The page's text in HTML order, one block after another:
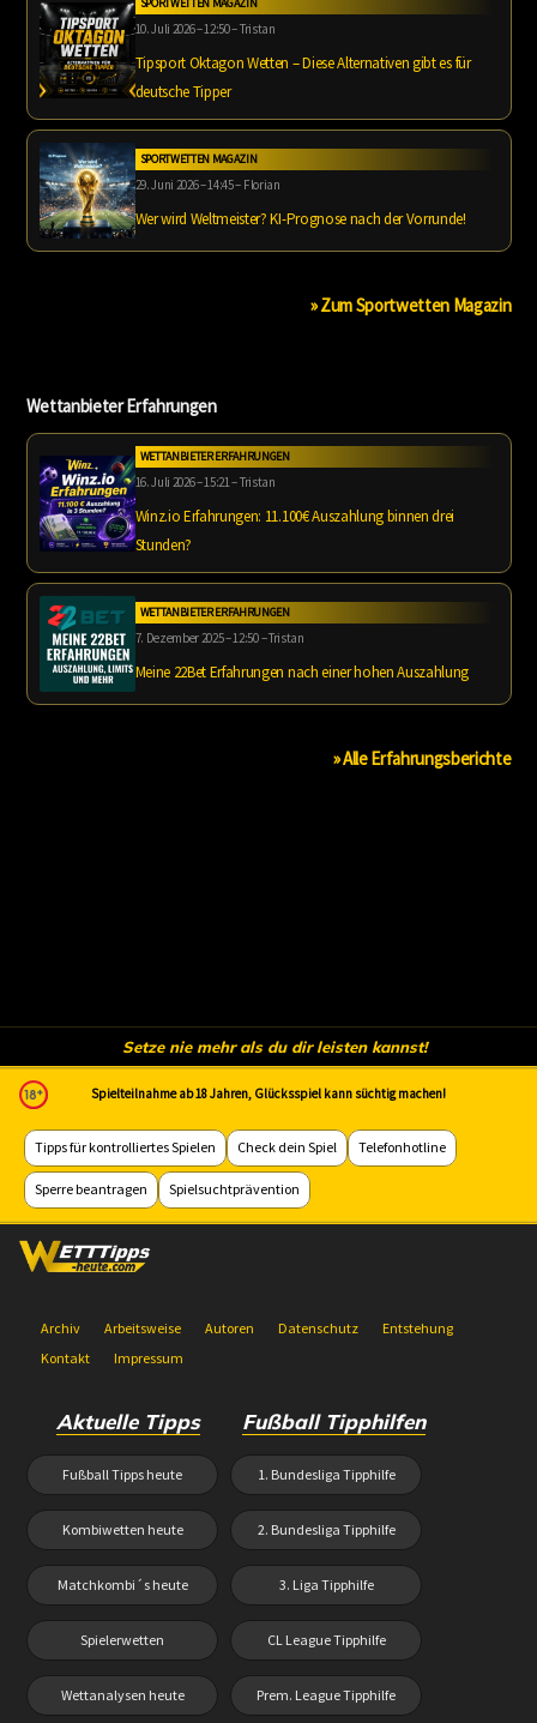
10. Juli 2026 – 12:50 – Tristan
Tipsport Oktagon Wetten – Diese Alternativen gibt es für
deutsche Tipper
SPORTWETTEN MAGAZIN
29. Juni 2026 – 14:45 – Florian
Wer wird Weltmeister? KI-Prognose nach der Vorrunde!
» Zum Sportwetten Magazin
Wettanbieter Erfahrungen
WETTANBIETER ERFAHRUNGEN
16. Juli 2026 – 15:21 – Tristan
Winz.io Erfahrungen: 11.100€ Auszahlung binnen drei
Stunden?
WETTANBIETER ERFAHRUNGEN
7. Dezember 2025 – 12:50 – Tristan
Meine 22Bet Erfahrungen nach einer hohen Auszahlung
» Alle Erfahrungsberichte
Setze nie mehr als du dir leisten kannst!
Spielteilnahme ab 18 Jahren, Glücksspiel kann süchtig machen!
Tipps für kontrolliertes Spielen Check dein Spiel Telefonhotline
Sperre beantragen Spielsuchtprävention
Archiv Arbeitsweise Autoren Datenschutz
Entstehung
Kontakt
Impressum
Aktuelle Tipps
Fußball Tipps heute
Kombiwetten heute
Matchkombi´s heute
Spielerwetten
Wettanalysen heute
Fußball Tipphilfen
1. Bundesliga Tipphilfe
2. Bundesliga Tipphilfe
3. Liga Tipphilfe
CL League Tipphilfe
Prem. League Tipphilfe